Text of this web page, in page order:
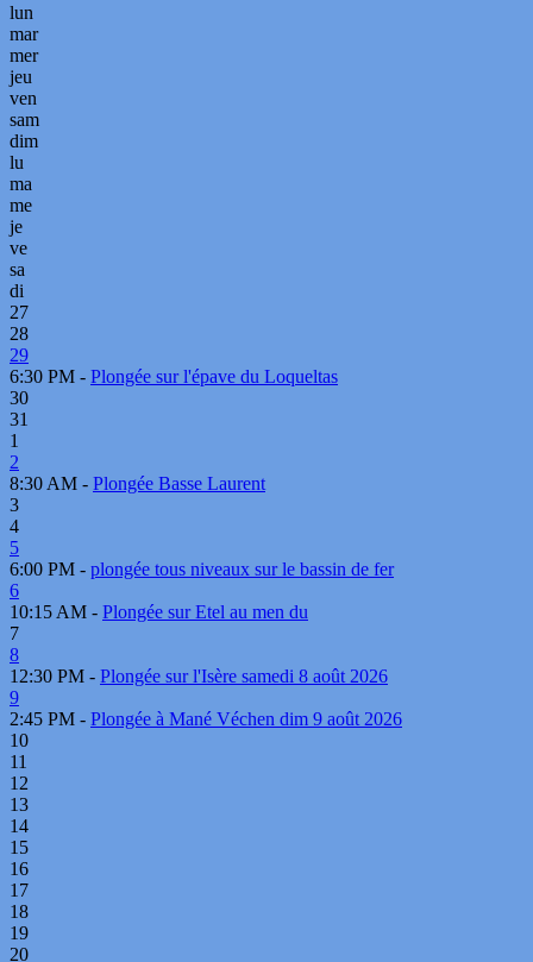
lun
mar
mer
jeu
ven
sam
dim
lu
ma
me
je
ve
sa
di
27
28
29
6:30 PM - Plongée sur l'épave du Loqueltas
30
31
1
2
8:30 AM - Plongée Basse Laurent
3
4
5
6:00 PM - plongée tous niveaux sur le bassin de fer
6
10:15 AM - Plongée sur Etel au men du
7
8
12:30 PM - Plongée sur l'Isère samedi 8 août 2026
9
2:45 PM - Plongée à Mané Véchen dim 9 août 2026
10
11
12
13
14
15
16
17
18
19
20